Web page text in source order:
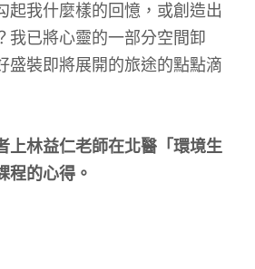
起我什麼樣的回憶，或創造出
我已將心靈的一部分空間卸
盛裝即將展開的旅途的點點滴
上林益仁老師在北醫「環境生
程的心得。